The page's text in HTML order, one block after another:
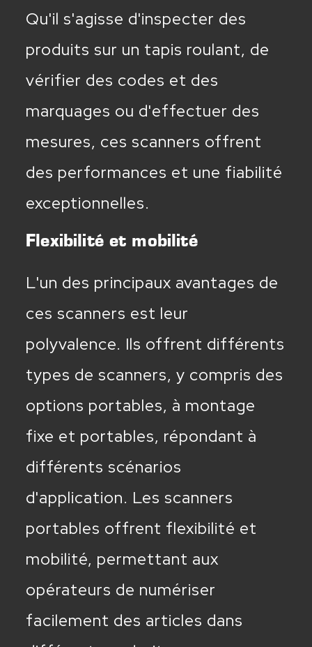
Qu'il s'agisse d'inspecter des
produits sur un tapis roulant, de
vérifier des codes et des
marquages ou d'effectuer des
mesures, ces scanners offrent
des performances et une fiabilité
exceptionnelles.
Flexibilité et mobilité
L'un des principaux avantages de
ces scanners est leur
polyvalence. Ils offrent différents
types de scanners, y compris des
options portables, à montage
fixe et portables, répondant à
différents scénarios
d'application. Les scanners
portables offrent flexibilité et
mobilité, permettant aux
opérateurs de numériser
facilement des articles dans